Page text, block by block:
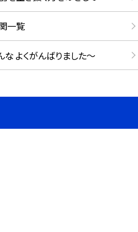
一覧
よくがんばりました～